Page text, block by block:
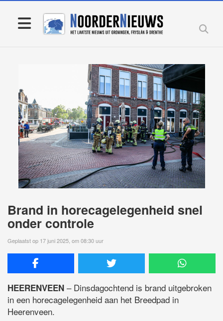
Brand in horecagelegenheid snel
onder controle
Geplaatst op 17 juni 2025, om 08:30 uur
HEERENVEEN – Dinsdagochtend is brand uitgebroken
in een horecagelegenheid aan het Breedpad in
Heerenveen.